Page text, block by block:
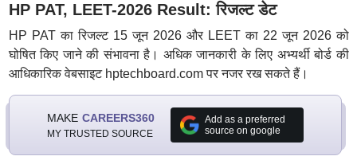
HP PAT, LEET-2026 Result: रिजल्ट डेट
HP PAT का रिजल्ट 15 जून 2026 और LEET का 22 जून 2026 को
घोषित किए जाने की संभावना है। अधिक जानकारी के लिए अभ्यर्थी बोर्ड की
आधिकारिक वेबसाइट hptechboard.com पर नजर रख सकते हैं।
MAKE CAREERS360
MY TRUSTED SOURCE
Add as a preferred
source on google